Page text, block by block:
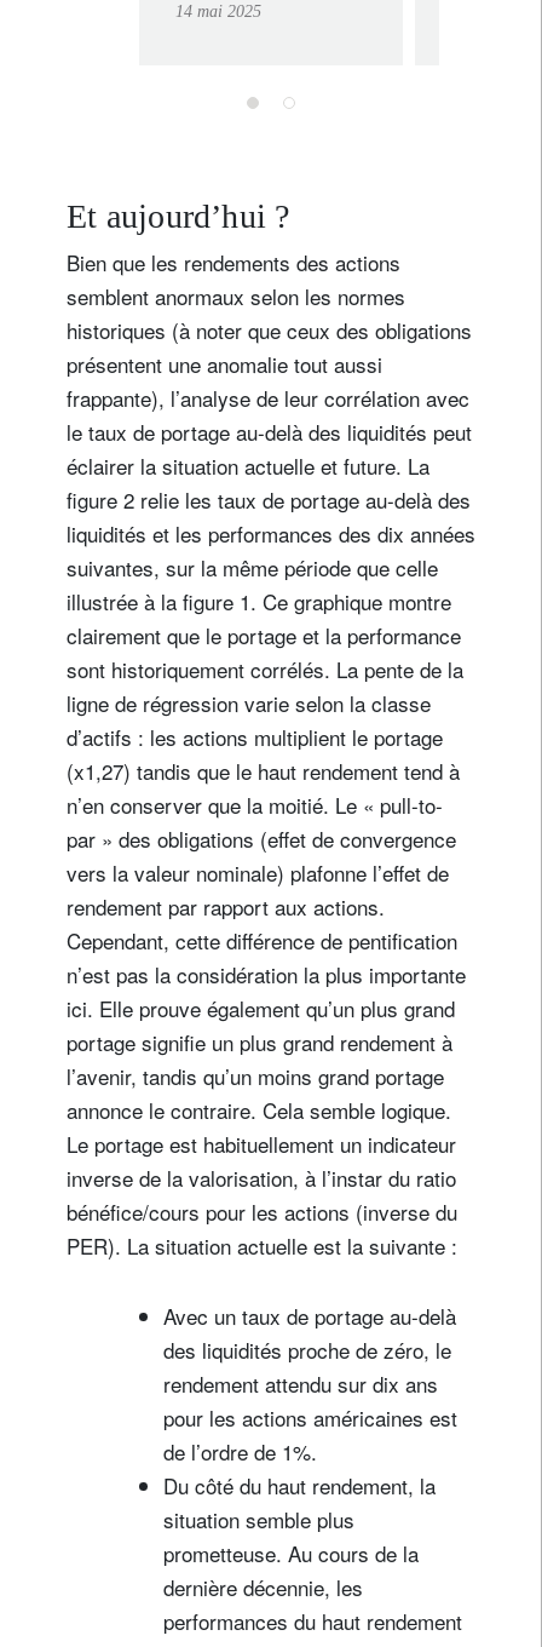
la convexité en
d’incertitude
14 mai 2025
Et aujourd’hui ?
Bien que les rendements des actions
semblent anormaux selon les normes
historiques (à noter que ceux des obligations
présentent une anomalie tout aussi
frappante), l’analyse de leur corrélation avec
le taux de portage au-delà des liquidités peut
éclairer la situation actuelle et future. La
figure 2 relie les taux de portage au-delà des
liquidités et les performances des dix années
suivantes, sur la même période que celle
illustrée à la figure 1. Ce graphique montre
clairement que le portage et la performance
sont historiquement corrélés. La pente de la
ligne de régression varie selon la classe
d’actifs : les actions multiplient le portage
(x1,27) tandis que le haut rendement tend à
n’en conserver que la moitié. Le « pull-to-
par » des obligations (effet de convergence
vers la valeur nominale) plafonne l’effet de
rendement par rapport aux actions.
Cependant, cette différence de pentification
n’est pas la considération la plus importante
ici. Elle prouve également qu’un plus grand
portage signifie un plus grand rendement à
l’avenir, tandis qu’un moins grand portage
annonce le contraire. Cela semble logique.
Le portage est habituellement un indicateur
inverse de la valorisation, à l’instar du ratio
bénéfice/cours pour les actions (inverse du
PER). La situation actuelle est la suivante :
Avec un taux de portage au-delà
des liquidités proche de zéro, le
rendement attendu sur dix ans
pour les actions américaines est
de l’ordre de 1%.
Du côté du haut rendement, la
situation semble plus
prometteuse. Au cours de la
dernière décennie, les
performances du haut rendement